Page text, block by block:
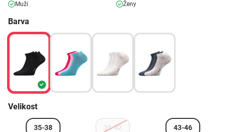
Muži
Ženy
Barva
Velikost
35-38 39-42 43-46